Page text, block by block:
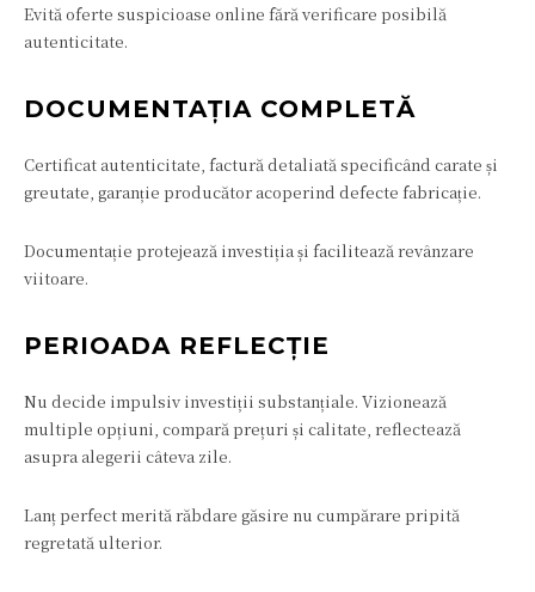
Evită oferte suspicioase online fără verificare posibilă
autenticitate.
DOCUMENTAȚIA COMPLETĂ
Certificat autenticitate, factură detaliată specificând carate și
greutate, garanție producător acoperind defecte fabricație.
Documentație protejează investiția și facilitează revânzare
viitoare.
PERIOADA REFLECȚIE
Nu decide impulsiv investiții substanțiale. Vizionează
multiple opțiuni, compară prețuri și calitate, reflectează
asupra alegerii câteva zile.
Lanț perfect merită răbdare găsire nu cumpărare pripită
regretată ulterior.